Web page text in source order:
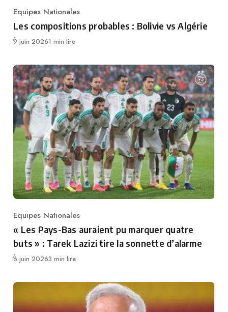
Category
Equipes Nationales
Les compositions probables : Bolivie vs Algérie
Publié
9 juin 20261 min lire
Category
Equipes Nationales
« Les Pays-Bas auraient pu marquer quatre
buts » : Tarek Lazizi tire la sonnette d’alarme
Publié
6 juin 20263 min lire